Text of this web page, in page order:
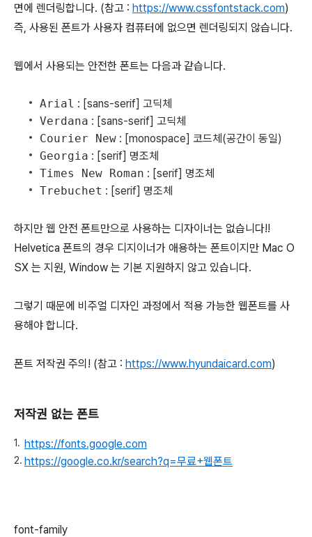
면에 렌더링합니다. (참고 : https://www.cssfontstack.com)
즉, 사용된 폰트가 사용자 컴퓨터에 없으면 렌더링되지 않습니다.
웹에서 사용되는 안전한 폰트는 다음과 같습니다.
Arial : [sans-serif] 고딕체
Verdana : [sans-serif] 고딕체
Courier New : [monospace] 코드체(공간이 동일)
Georgia : [serif] 명조체
Times New Roman : [serif] 명조체
Trebuchet : [serif] 명조체
하지만 웹 안전 폰트만으로 사용하는 디자이너는 없습니다!!
Helvetica 폰트의 경우 디지이너가 애용하는 폰트이지만 Mac O
SX 는 지원, Window 는 기본 지원하지 않고 있습니다.
그렇기 때문에 비주얼 디자인 과정에서 적용 가능한 웹폰트를 사
용해야 합니다.
폰트 저작권 주의! (참고 : https://www.hyundaicard.com)
저작권 없는 폰트
https://fonts.google.com
https://google.co.kr/search?q=무료+웹폰트
font-family